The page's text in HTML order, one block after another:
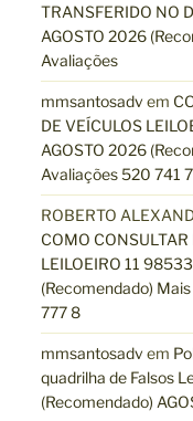
TRANSFERIDO NO
AGOSTO 2026
Avaliações
mmsantosadv em
DE VEÍCULOS
AGOSTO 2026
Avaliações 520 741
ROBERTO
COMO
LEILOEIRO 11
(Recomendado)
777 8
mmsantosadv em
quadrilha de Falsos
(Recomendado)